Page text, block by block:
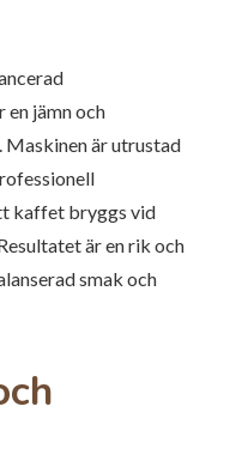
jämn och
Maskinen är utrustad
kaffet bryggs vid
är en rik och
smak och